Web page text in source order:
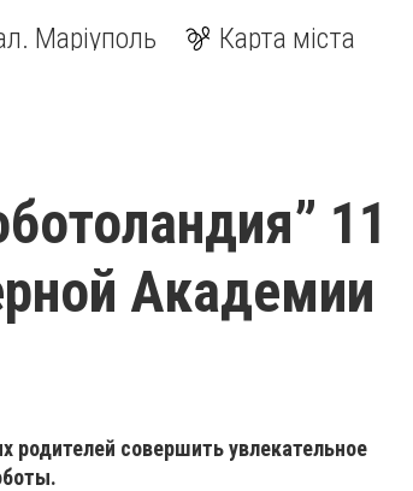
Маріуполь Карта міста
11
Академии
родителей совершить увлекательное